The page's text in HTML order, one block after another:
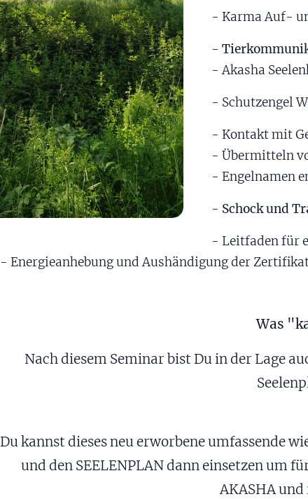
- Karma Auf-
-
- Akasha
- Schutzengel
- Kontakt mit
- Übermitteln
- Engelnamen
- Schock und
- Leitfaden für
- Energieanhebung und Aushändigung der
Was
Nach diesem Seminar bist Du in der Lage
Du kannst dieses neu erworbene umfassende
und den SEELENPLAN dann einsetzen um
AKASHA und